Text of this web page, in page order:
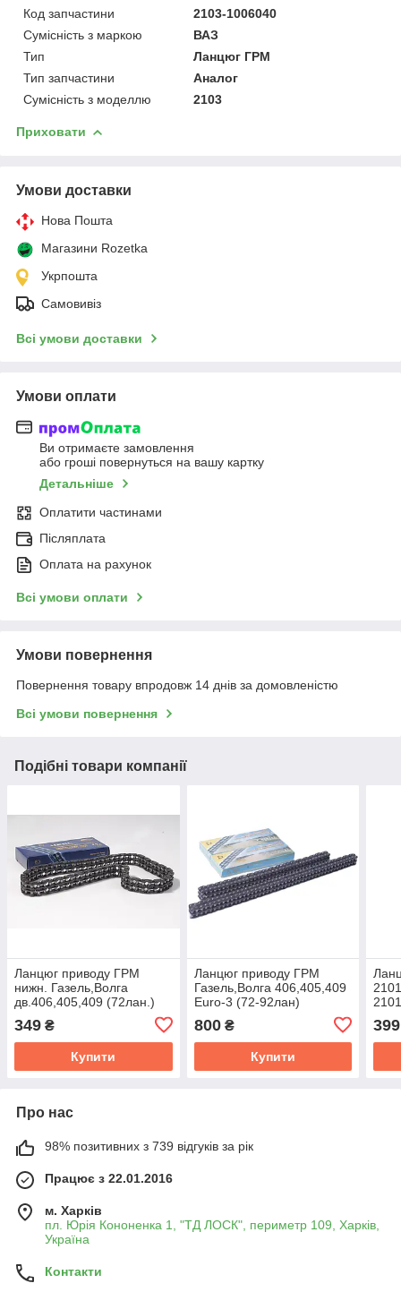
Код запчастини
2103-1006040
Сумісність з маркою
ВАЗ
Тип
Ланцюг ГРМ
Тип запчастини
Аналог
Сумісність з моделлю
2103
Приховати
Умови доставки
Нова Пошта
Магазини Rozetka
Укрпошта
Самовивіз
Всі умови доставки
Умови оплати
Ви отримаєте замовлення
або гроші повернуться на вашу картку
Детальніше
Оплатити частинами
Післяплата
Оплата на рахунок
Всі умови оплати
Умови повернення
Повернення товару впродовж 14 днів за домовленістю
Всі умови повернення
Подібні товари компанії
Ланцюг приводу ГРМ
нижн. Газель,Волга
дв.406,405,409 (72лан.)
("DITTON") 514.1006040-
20
349 ₴
Купити
Ланцюг приводу ГРМ
Газель,Волга 406,405,409
Euro-3 (72-92лан)
Прибалт. 9V2-1040
800₴
Купити
399
Про нас
98% позитивних з 739 відгуків за рік
Працює з 22.01.2016
м. Харків
пл. Юрія Кононенка 1, "ТД ЛОСК", периметр 109, Харків,
Україна
Контакти